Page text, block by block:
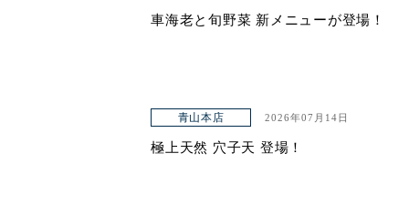
車海老と旬野菜 新メニューが登場！
青山本店 2026年07月14日
極上天然 穴子天 登場！